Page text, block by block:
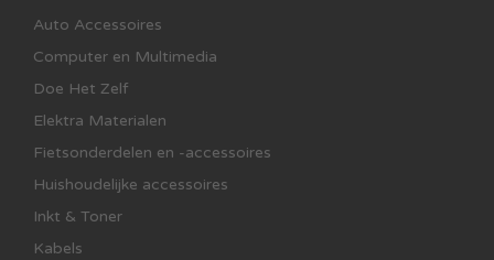
Auto Accessoires
Computer en Multimedia
Doe Het Zelf
Elektra Materialen
Fietsonderdelen en -accessoires
Huishoudelijke accessoires
Inkt & Toner
Kabels